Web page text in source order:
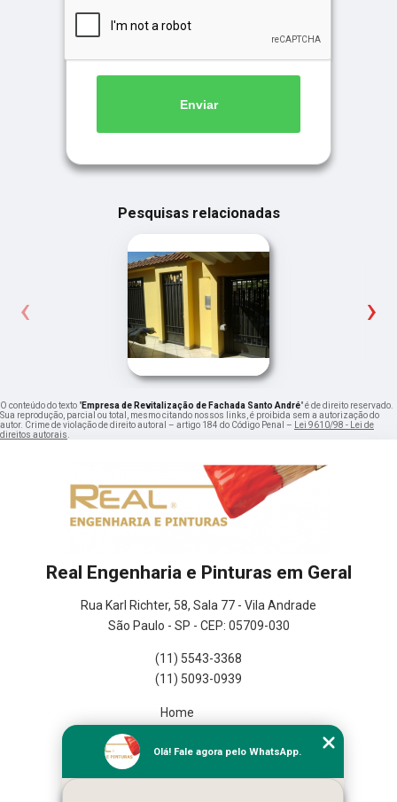
Enviar
Pesquisas relacionadas
‹ ›
O conteúdo do texto "Empresa de Revitalização de Fachada Santo André" é de direito reservado.
Sua reprodução, parcial ou total, mesmo citando nossos links, é proibida sem a autorização do
autor. Crime de violação de direito autoral – artigo 184 do Código Penal – Lei 9610/98 - Lei de
direitos autorais.
Real Engenharia e Pinturas em Geral
Rua Karl Richter, 58, Sala 77 - Vila Andrade
São Paulo - SP - CEP: 05709-030
(11) 5543-3368
(11) 5093-0939
Home
Missão
Olá! Fale agora pelo WhatsApp.